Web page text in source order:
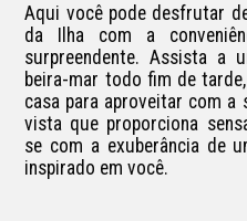
Aqui você pode desfrutar
da Ilha com a
surpreendente. Assista a
beira-mar todo fim de
casa para aproveitar com a
vista que proporciona
se com a exuberância de
inspirado em você.